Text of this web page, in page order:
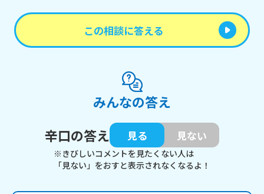
この相談に答える
みんなの答え
辛口の答え
見る 見ない
※きびしいコメントを見たくない人は
「見ない」をおすと表示されなくなるよ！